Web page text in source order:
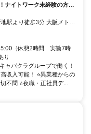
ナイトワーク未経験の方も
御堂筋線「梅田駅」より徒
（休憩2時間 実働7時
り
ャバクラグループで働く！
収入可能！ ⭐異業種からの
不問 ⭐夜職・正社員デ...